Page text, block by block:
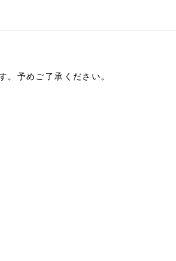
予めご了承ください。